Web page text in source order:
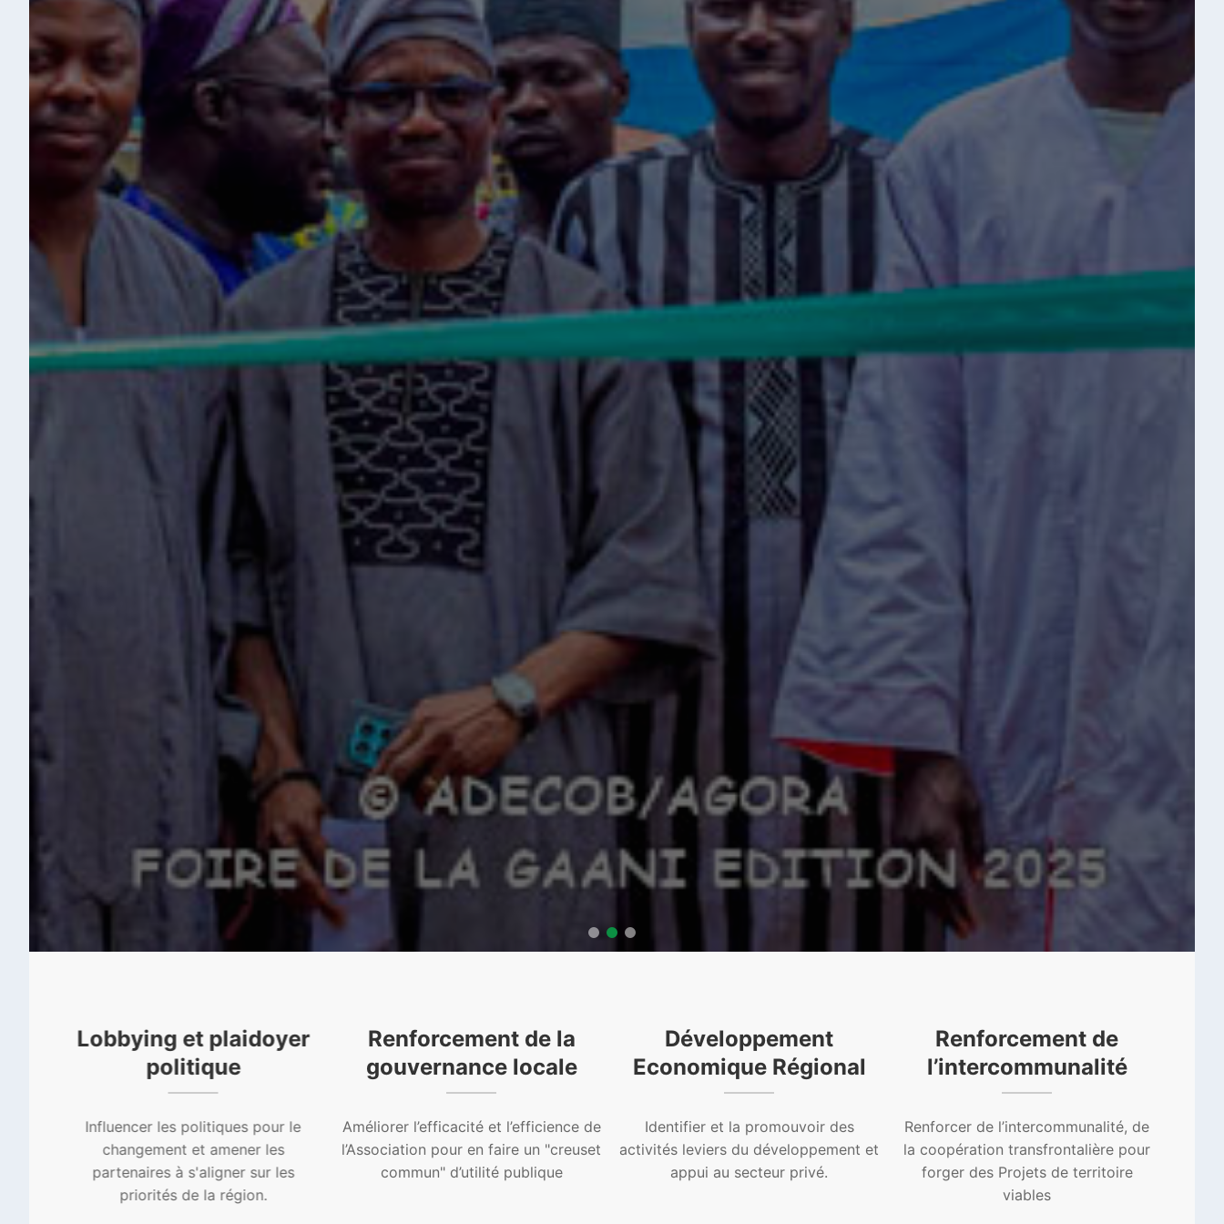
Lobbying et plaidoyer
politique
Influencer les politiques pour le
changement et amener les
partenaires à s'aligner sur les
priorités de la région.
Renforcement de la
gouvernance locale
Améliorer l’efficacité et l’efficience de
l’Association pour en faire un "creuset
commun" d’utilité publique
Développement
Economique Régional
Identifier et la promouvoir des
activités leviers du développement et
appui au secteur privé.
Renforcement de
l’intercommunalité
Renforcer de l’intercommunalité, de
la coopération transfrontalière pour
forger des Projets de territoire
viables